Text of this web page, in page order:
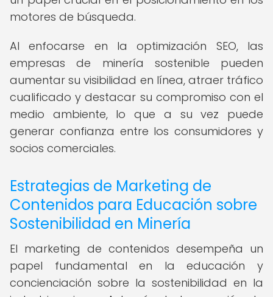
motores de búsqueda.
Al enfocarse en la optimización SEO, las
empresas de minería sostenible pueden
aumentar su visibilidad en línea, atraer tráfico
cualificado y destacar su compromiso con el
medio ambiente, lo que a su vez puede
generar confianza entre los consumidores y
socios comerciales.
Estrategias de Marketing de
Contenidos para Educación sobre
Sostenibilidad en Minería
El marketing de contenidos desempeña un
papel fundamental en la educación y
concienciación sobre la sostenibilidad en la